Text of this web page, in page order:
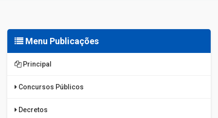
Menu Publicações
Principal
Concursos Públicos
Decretos